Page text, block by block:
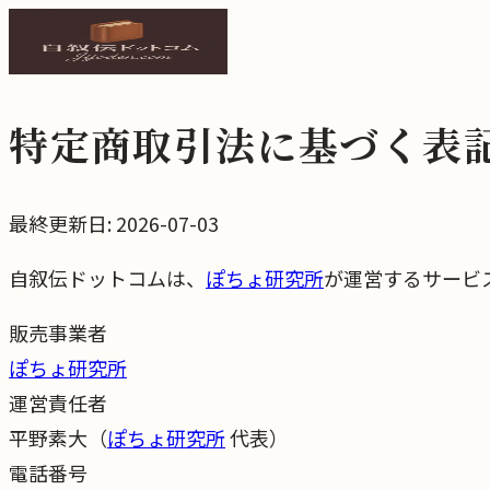
特定商取引法に基づく表
最終更新日:2026-07-03
自叙伝ドットコムは、 ぽちょ研究所が運営するサービ
販売事業者
ぽちょ研究所
運営責任者
平野素大（ぽちょ研究所代表）
電話番号